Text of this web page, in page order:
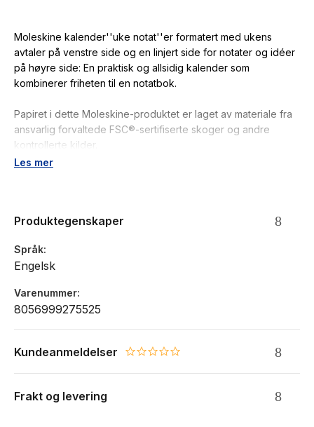
Moleskine kalender''uke notat''er formatert med ukens
avtaler på venstre side og en linjert side for notater og idéer
på høyre side: En praktisk og allsidig kalender som
kombinerer friheten til en notatbok.
Papiret i dette Moleskine-produktet er laget av materiale fra
ansvarlig forvaltede FSC®-sertifiserte skoger og andre
kontrollerte kilder.
Datert fra januar til desember 2026
Avrundede hjørner
Elastisk lukking
Strikk for lukking
Elfenbensfarget papir, 70 g/m2, syrefritt
Utvidbar innerlomme i matchende farge
Ligger flatt, åpner seg 180°
Årsmerker til ryggen
Les mer
Produktegenskaper
Språk
Engelsk
Varenummer
8056999275525
Kundeanmeldelser 0.0 star rating
Frakt og levering